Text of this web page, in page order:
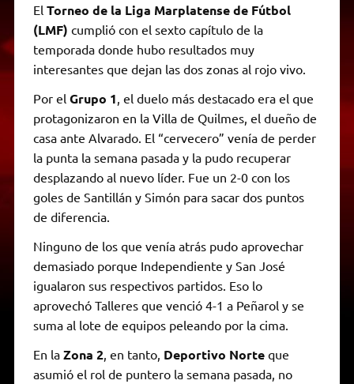
El Torneo de la Liga Marplatense de Fútbol
(LMF) cumplió con el sexto capítulo de la
temporada donde hubo resultados muy
interesantes que dejan las dos zonas al rojo vivo.
Por elGrupo 1 , el duelo más destacado era el que
protagonizaron en la Villa de Quilmes, el dueño de
casa ante Alvarado. El “cervecero” venía de perder
la punta la semana pasada y la pudo recuperar
desplazando al nuevo líder. Fue un 2-0 con los
goles de Santillán y Simón para sacar dos puntos
de diferencia.
Ninguno de los que venía atrás pudo aprovechar
demasiado porque Independiente y San José
igualaron sus respectivos partidos. Eso lo
aprovechó Talleres que venció 4-1 a Peñarol y se
suma al lote de equipos peleando por la cima.
En la Zona 2 , en tanto, Deportivo Norteque
asumió el rol de puntero la semana pasada, no